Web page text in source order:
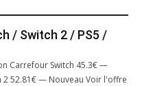
/ Switch 2 / PS5 /
Carrefour Switch 45.3€ —
2 52.81€ — Nouveau Voir l'offre